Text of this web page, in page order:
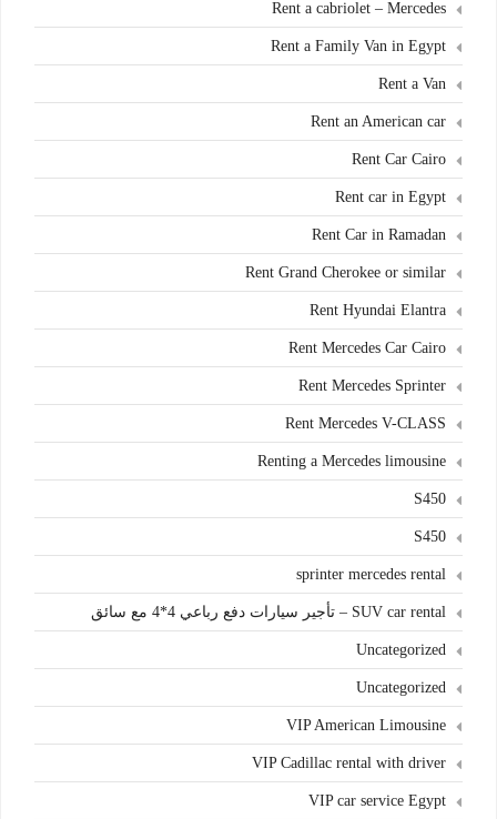
Rent a cabriolet – Mercedes
Rent a Family Van in Egypt
Rent a Van
Rent an American car
Rent Car Cairo
Rent car in Egypt
Rent Car in Ramadan
Rent Grand Cherokee or similar
Rent Hyundai Elantra
Rent Mercedes Car Cairo
Rent Mercedes Sprinter
Rent Mercedes V-CLASS
Renting a Mercedes limousine
S450
S450
sprinter mercedes rental
SUV car rental – تأجير سيارات دفع رباعي 4*4 مع سائق
Uncategorized
Uncategorized
VIP American Limousine
VIP Cadillac rental with driver
VIP car service Egypt